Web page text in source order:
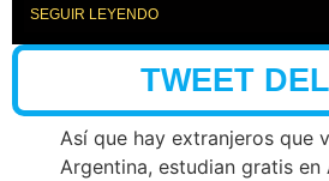
SEGUIR LEYENDO
TWEET
Así que hay extranjeros que
Argentina, estudian gratis en